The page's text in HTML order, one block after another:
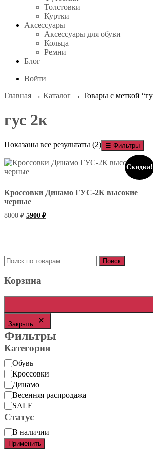
Толстовки
Куртки
Аксессуары
Аксессуары для обуви
Кольца
Ремни
Блог
Войти
Главная → Каталог → Товары с меткой
гус 2к
☰ Фильтры
Показаны все результаты (2)
Скидка!
Кроссовки Динамо ГУС-2К высокие
черные
8000₽ Первоначальная
5900 ₽Текущая
Искать: Поиск
Корзина
Закрыть
Фильтры
Категория
Категория
Обувь
Кроссовки
Динамо
Весенняя распродажа
SALE
Статус
Статус
В наличии
Применить